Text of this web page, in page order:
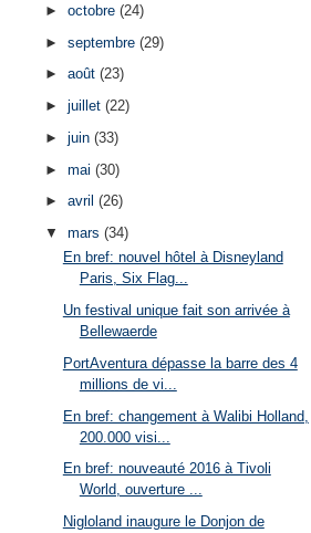
► octobre (24)
► septembre (29)
► août (23)
► juillet (22)
► juin (33)
► mai (30)
► avril (26)
▼ mars (34)
En bref: nouvel hôtel à Disneyland
Paris, Six Flag...
Un festival unique fait son arrivée à
Bellewaerde
PortAventura dépasse la barre des 4
millions de vi...
En bref: changement à Walibi Holland,
200.000 visi...
En bref: nouveauté 2016 à Tivoli
World, ouverture ...
Nigloland inaugure le Donjon de